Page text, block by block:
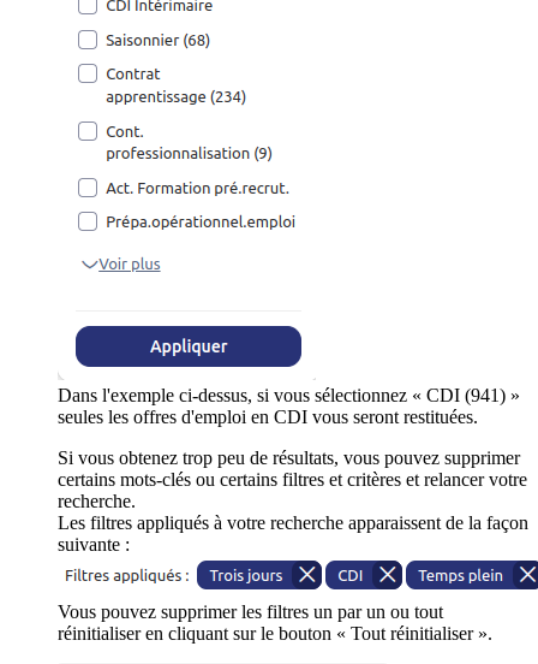
Dans l'exemple ci-dessus, si vous sélectionnez « CDI (941) »
seules les offres d'emploi en CDI vous seront restituées.
Si vous obtenez trop peu de résultats, vous pouvez supprimer
certains mots-clés ou certains filtres et critères et relancer votre
recherche.
Les filtres appliqués à votre recherche apparaissent de la façon
suivante :
Vous pouvez supprimer les filtres un par un ou tout
réinitialiser en cliquant sur le bouton « Tout réinitialiser ».